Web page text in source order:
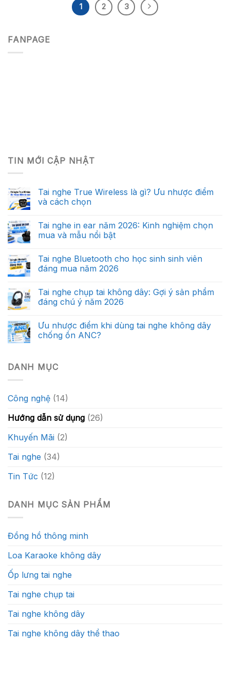
1 2 3
FANPAGE
TIN MỚI CẬP NHẬT
Tai nghe True Wireless là gì? Ưu nhược điểm
và cách chọn
Tai nghe in ear năm 2026: Kinh nghiệm chọn
mua và mẫu nổi bật
Tai nghe Bluetooth cho học sinh sinh viên
đáng mua năm 2026
Tai nghe chụp tai không dây: Gợi ý sản phẩm
đáng chú ý năm 2026
Ưu nhược điểm khi dùng tai nghe không dây
chống ồn ANC?
DANH MỤC
Công nghệ (14)
Hướng dẫn sử dụng (26)
Khuyến Mãi (2)
Tai nghe (34)
Tin Tức (12)
DANH MỤC SẢN PHẨM
Đồng hồ thông minh
Loa Karaoke không dây
Ốp lưng tai nghe
Tai nghe chụp tai
Tai nghe không dây
Tai nghe không dây thể thao